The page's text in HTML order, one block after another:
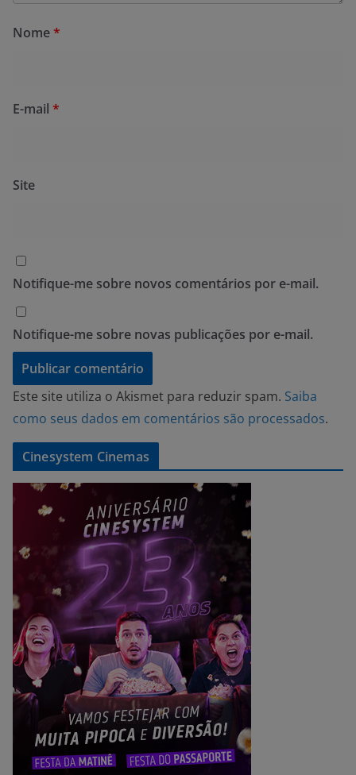
Nome*
E-mail *
Site
Notifique-me sobre novos comentários por e-mail.
Notifique-me sobre novas publicações por e-mail.
Este site utiliza o Akismet para reduzir spam. Saiba
como seus dados em comentários são processados.
Cinesystem Cinemas